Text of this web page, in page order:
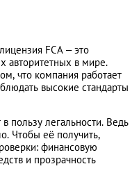
FCA – это
авторитетных в мире.
что компания работает
высокие стандарты
пользу легальности. Ведь
Чтобы её получить,
финансовую
и прозрачность